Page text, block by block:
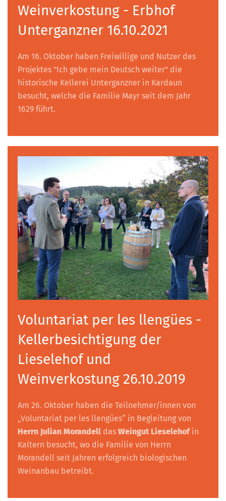
Weinverkostung - Erbhof
Unterganzner 16.10.2021
Am 16. Oktober haben Freiwillige und Nutzer des
Projektes "Ich gebe mein Deutsch weiter" die
historische Kellerei Unterganzner in Kardaun
besucht, welche die Familie Mayr seit dem Jahr
1629 führt.
Voluntariat per les llengües -
Kellerbesichtigung der
Lieselehof und
Weinverkostung 26.10.2019
Am 26. Oktober haben die Teilnehmer/innen von
„Voluntariat per les llengües“ in Begleitung von
Herrn Julian Morandell das Weingut Lieselehofin
Kaltern besucht, wo die Familie von Herrn
Morandell seit Jahren erfolgreich biologischen
Weinanbau betreibt.